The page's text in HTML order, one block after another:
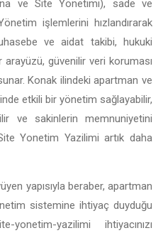
ve Site Yönetimi), sade ve
işlemlerini hızlandırarak
ve aidat takibi, hukuki
arayüzü, güvenilir veri koruması
Konak ilindeki apartman ve
etkili bir yönetim sağlayabilir,
ve sakinlerin memnuniyetini
Yonetim Yazilimi artık daha
yapısıyla beraber, apartman
sistemine ihtiyaç duyduğu
yazilimi ihtiyacınızı